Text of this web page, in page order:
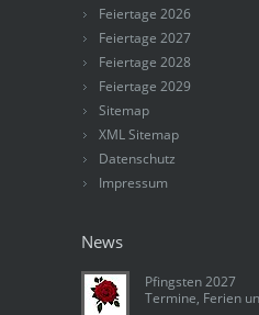
Feiertage 2026
Feiertage 2027
Feiertage 2028
Feiertage 2029
Sitemap
XML Sitemap
Datenschutz
Impressum
News
Pfingsten 2027
Termine, Ferien